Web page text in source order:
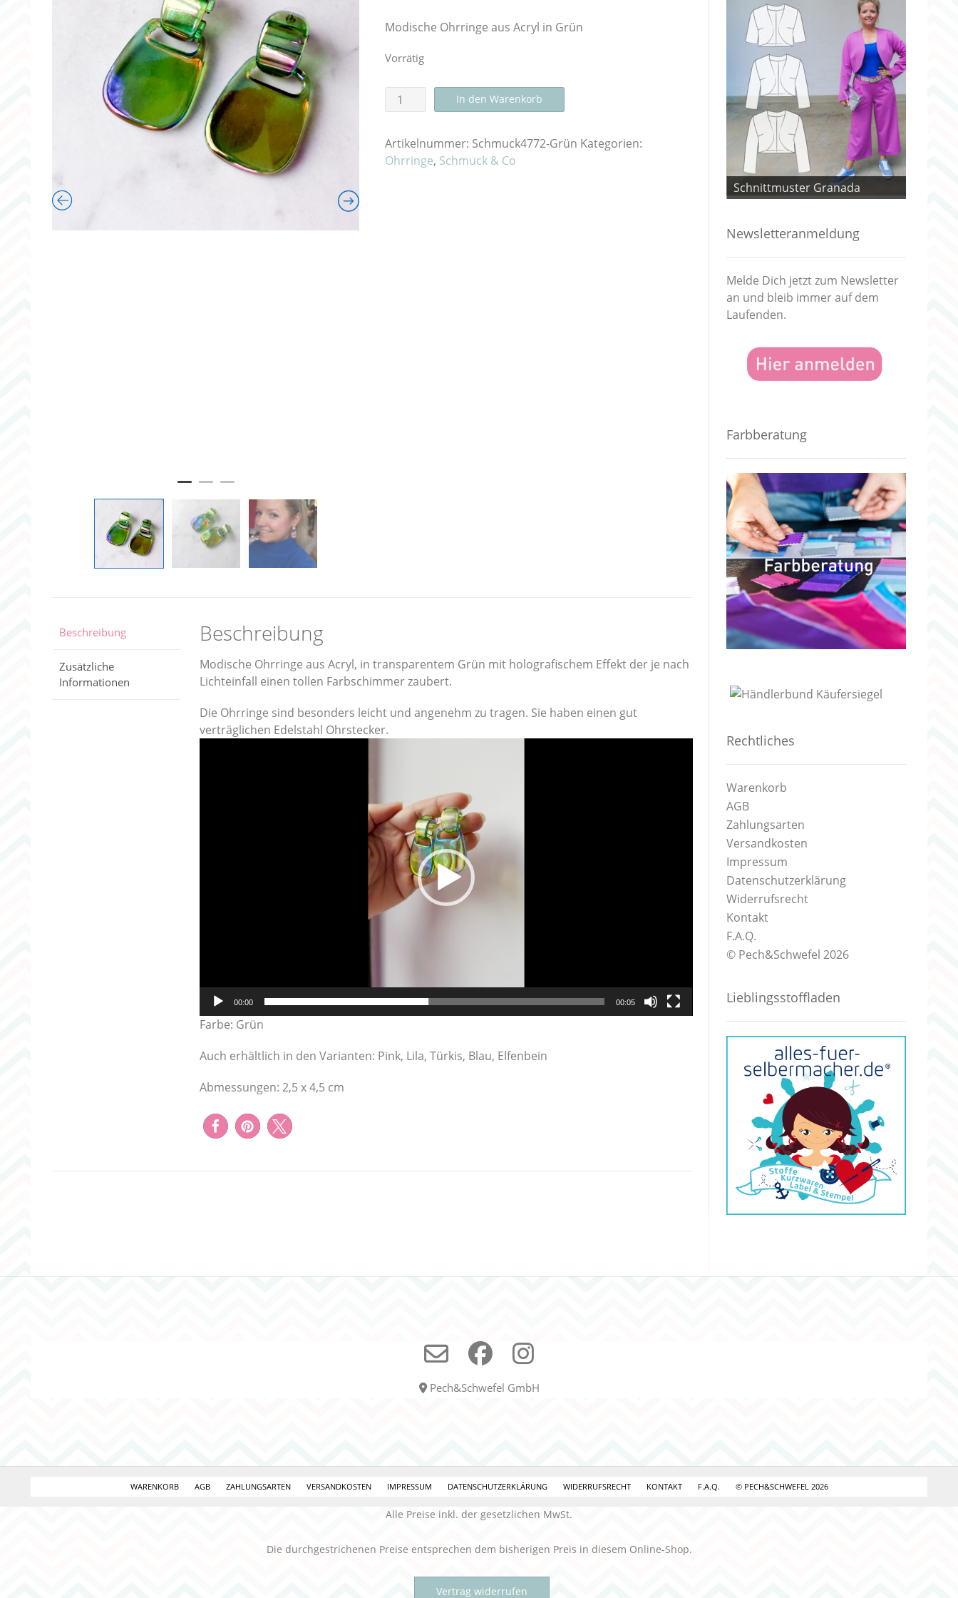
Modische Ohrringe aus Acryl in Grün
Vorrätig
Holografische
Ohrringe
Grün
Menge
In den Warenkorb
Artikelnummer: Schmuck4772-Grün Kategorien:
Ohrringe, Schmuck & Co
Beschreibung
Zusätzliche
Informationen
Beschreibung
Modische Ohrringe aus Acryl, in transparentem Grün mit holografischem Effekt der je nach
Lichteinfall einen tollen Farbschimmer zaubert.
Die Ohrringe sind besonders leicht und angenehm zu tragen. Sie haben einen gut
verträglichen Edelstahl Ohrstecker.
00:00 00:05
Farbe: Grün
Auch erhältlich in den Varianten: Pink, Lila, Türkis, Blau, Elfenbein
Abmessungen: 2,5 x 4,5 cm
Schnittmuster Granada
Newsletteranmeldung
Melde Dich jetzt zum Newsletter
an und bleib immer auf dem
Laufenden.
Farbberatung
Rechtliches
Warenkorb
AGB
Zahlungsarten
Versandkosten
Impressum
Datenschutzerklärung
Widerrufsrecht
Kontakt
F.A.Q.
© Pech&Schwefel 2026
Lieblingsstoffladen
Pech&Schwefel GmbH
WARENKORB AGB ZAHLUNGSARTEN VERSANDKOSTEN IMPRESSUM DATENSCHUTZERKLÄRUNG WIDERRUFSRECHT KONTAKT F.A.Q. © PECH&SCHWEFEL 2026
Alle Preise inkl. der gesetzlichen MwSt.
Die durchgestrichenen Preise entsprechen dem bisherigen Preis in diesem Online-Shop.
Vertrag widerrufen